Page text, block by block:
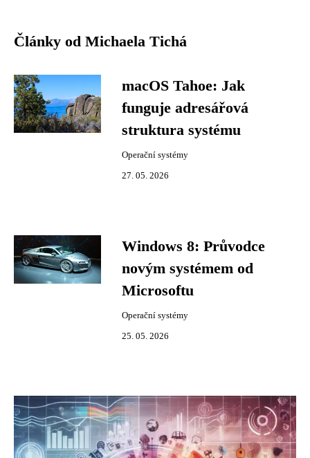
Články od Michaela Tichá
macOS Tahoe: Jak
funguje adresářová
struktura systému
Operační systémy
27. 05. 2026
Windows 8: Průvodce
novým systémem od
Microsoftu
Operační systémy
25. 05. 2026